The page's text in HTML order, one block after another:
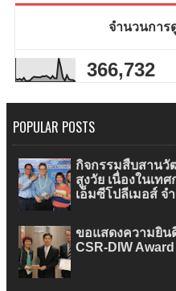
จำนวนการ
366,732
POPULAR POSTS
กิจกรรมสืบสานวั
สูงวัย เนื่องในเท
เอ็มซีโปลีเมอส์ จ
ขอแสดงความยิน
CSR-DIW